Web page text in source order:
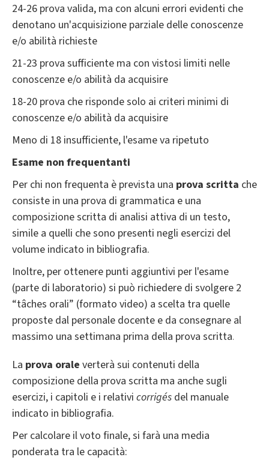
24-26 prova valida, ma con alcuni errori evidenti che
denotano un'acquisizione parziale delle conoscenze
e/o abilità richieste
21-23 prova sufficiente ma con vistosi limiti nelle
conoscenze e/o abilità da acquisire
18-20 prova che risponde solo ai criteri minimi di
conoscenze e/o abilità da acquisire
Meno di 18 insufficiente, l'esame va ripetuto
Esame non frequentanti
Per chi non frequenta è prevista una prova scritta che
consiste in una prova di grammatica e una
composizione scritta di analisi attiva di un testo,
simile a quelli che sono presenti negli esercizi del
volume indicato in bibliografia.
Inoltre, per ottenere punti aggiuntivi per l'esame
(parte di laboratorio) si può richiedere di svolgere 2
“tâches orali” (formato video) a scelta tra quelle
proposte dal personale docente e da consegnare al
massimo una settimana prima della prova scritta.
La prova orale verterà sui contenuti della
composizione della prova scritta ma anche sugli
esercizi, i capitoli e i relativi corrigés del manuale
indicato in bibliografia.
Per calcolare il voto finale, si farà una media
ponderata tra le capacità: